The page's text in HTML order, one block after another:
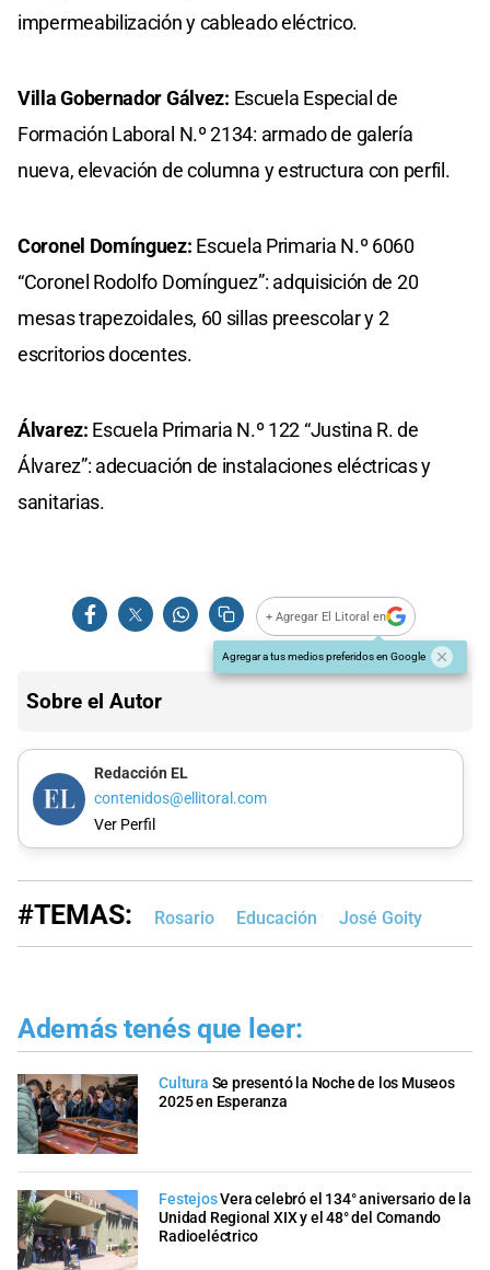
impermeabilización y cableado eléctrico.
Villa Gobernador Gálvez: Escuela Especial de
Formación Laboral N.º 2134: armado de galería
nueva, elevación de columna y estructura con perfil.
Coronel Domínguez: Escuela Primaria N.º 6060
“Coronel Rodolfo Domínguez”: adquisición de 20
mesas trapezoidales, 60 sillas preescolar y 2
escritorios docentes.
Álvarez: Escuela Primaria N.º 122 “Justina R. de
Álvarez”: adecuación de instalaciones eléctricas y
sanitarias.
+ Agregar El Litoral en
Agregar a tus medios preferidos en Google
Sobre el Autor
Redacción EL
contenidos@ellitoral.com
Ver Perfil
#TEMAS: Rosario Educación José Goity
Además tenés que leer:
Cultura Se presentó la Noche de los Museos
2025 en Esperanza
FestejosVera celebró el 134° aniversario de la
Unidad Regional XIX y el 48° del Comando
Radioeléctrico